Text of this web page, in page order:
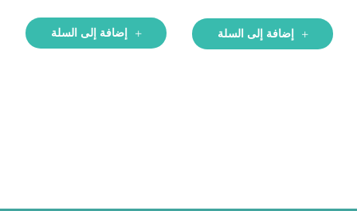
إضافة إلى السلة إضافة إلى السلة